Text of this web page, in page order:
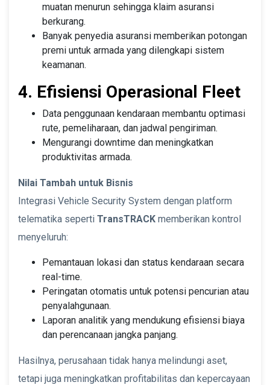
muatan menurun sehingga klaim asuransi
berkurang.
Banyak penyedia asuransi memberikan potongan
premi untuk armada yang dilengkapi sistem
keamanan.
4. Efisiensi Operasional Fleet
Data penggunaan kendaraan membantu optimasi
rute, pemeliharaan, dan jadwal pengiriman.
Mengurangi downtime dan meningkatkan
produktivitas armada.
Nilai Tambah untuk Bisnis
Integrasi Vehicle Security System dengan platform
telematika seperti TransTRACK memberikan kontrol
menyeluruh:
Pemantauan lokasi dan status kendaraan secara
real-time.
Peringatan otomatis untuk potensi pencurian atau
penyalahgunaan.
Laporan analitik yang mendukung efisiensi biaya
dan perencanaan jangka panjang.
Hasilnya, perusahaan tidak hanya melindungi aset,
tetapi juga meningkatkan profitabilitas dan kepercayaan